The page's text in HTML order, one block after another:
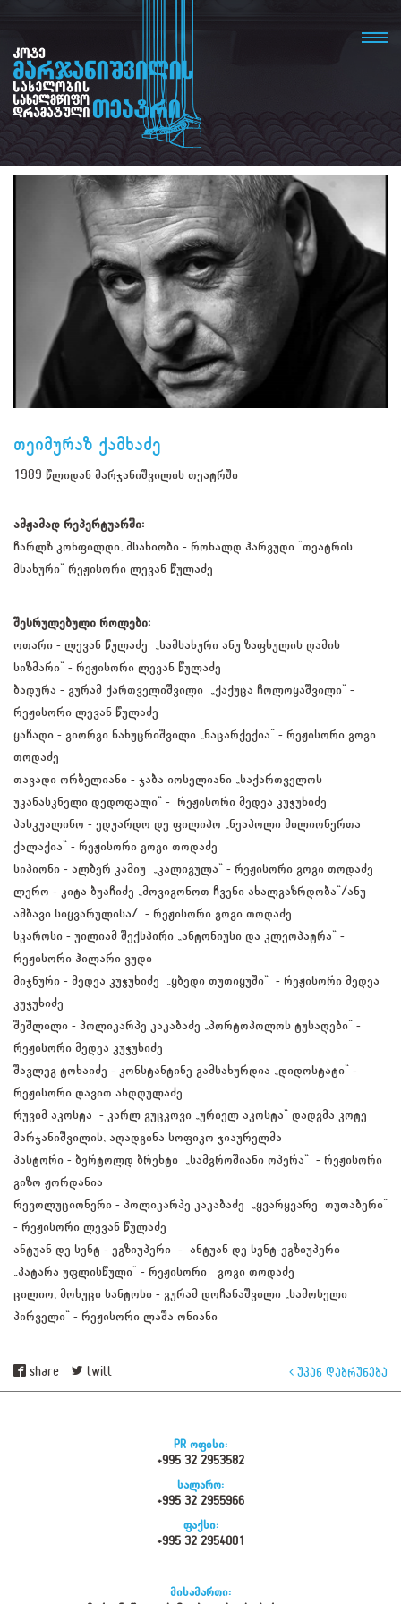
თეიმურაზ ქამხაძე
1989 წლიდან მარჯანიშვილის თეატრში
ამჟამად რეპერტუარში:
ჩარლზ კონფილდი, მსახიობი - რონალდ ჰარვუდი "თეატრის
მსახური" რეჟისორი ლევან წულაძე
შესრულებული როლები:
ოთარი - ლევან წულაძე „სამსახური ანუ ზაფხულის ღამის
სიზმარი" - რეჟისორი ლევან წულაძე
ბადურა - გურამ ქართველიშვილი „ქაქუცა ჩოლოყაშვილი“ -
რეჟისორი ლევან წულაძე
ყაჩაღი - გიორგი ნახუცრიშვილი „ნაცარქექია“ - რეჟისორი გოგი
თოდაძე
თავადი ორბელიანი - ჯაბა იოსელიანი „საქართველოს
უკანასკნელი დედოფალი“ - რეჟისორი მედეა კუჭუხიძე
პასკუალინო - ედუარდო დე ფილიპო „ნეაპოლი მილიონერთა
ქალაქია“ - რეჟისორი გოგი თოდაძე
სიპიონი - ალბერ კამიუ „კალიგულა“ - რეჟისორი გოგი თოდაძე
ლერო - კიტა ბუაჩიძე „მოვიგონოთ ჩვენი ახალგაზრდობა“/ანუ
ამბავი სიყვარულისა/ - რეჟისორი გოგი თოდაძე
სკაროსი - უილიამ შექსპირი „ანტონიუსი და კლეოპატრა“ -
რეჟისორი ჰილარი ვუდი
მიჯნური - მედეა კუჭუხიძე „ყბედი თუთიყუში“ - რეჟისორი მედეა
კუჭუხიძე
შეშლილი - პოლიკარპე კაკაბაძე „პორტოპოლოს ტუსაღები“ -
რეჟისორი მედეა კუჭუხიძე
შავლეგ ტოხაიძე - კონსტანტინე გამსახურდია „დიდოსტატი“ -
რეჟისორი დავით ანდღულაძე
რუვიმ აკოსტა - კარლ გუცკოვი „ურიელ აკოსტა“ დადგმა კოტე
მარჯანიშვილის, აღადგინა სოფიკო ჭიაურელმა
პასტორი - ბერტოლდ ბრეხტი „სამგროშიანი ოპერა“ - რეჟისორი
გიზო ჟორდანია
რევოლუციონერი - პოლიკარპე კაკაბაძე „ყვარყვარე თუთაბერი“
- რეჟისორი ლევან წულაძე
ანტუან დე სენტ - ეგზიუპერი - ანტუან დე სენტ-ეგზიუპერი
„პატარა უფლისწული“ - რეჟისორი გოგი თოდაძე
ცილიო, მოხუცი სანტოსი - გურამ დოჩანაშვილი „სამოსელი
პირველი“ - რეჟისორი ლაშა ონიანი
share twitt უკან დაბრუნება
PR ოფისი:
+995 32 2953582
სალარო:
+995 32 2955966
ფაქსი:
+995 32 2954001
მისამართი: